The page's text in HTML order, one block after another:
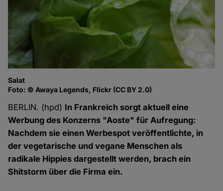
Salat
Foto: © Awaya Legends, Flickr (CC BY 2.0)
BERLIN. (hpd) In Frankreich sorgt aktuell eine
Werbung des Konzerns "Aoste" für Aufregung:
Nachdem sie einen Werbespot veröffentlichte, in
der vegetarische und vegane Menschen als
radikale Hippies dargestellt werden, brach ein
Shitstorm über die Firma ein.